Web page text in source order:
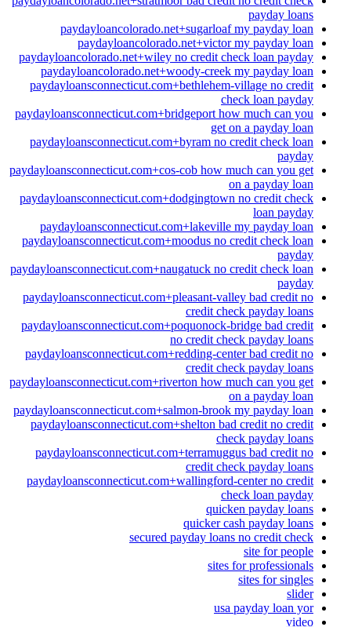
payday loans
paydayloancolorado.net+sugarloaf my payday loan
paydayloancolorado.net+victor my payday loan
paydayloancolorado.net+wiley no credit check loan payday
paydayloancolorado.net+woody-creek my payday loan
paydayloansconnecticut.com+bethlehem-village no credit
check loan payday
paydayloansconnecticut.com+bridgeport how much can you
get on a payday loan
paydayloansconnecticut.com+byram no credit check loan
payday
paydayloansconnecticut.com+cos-cob how much can you get
on a payday loan
paydayloansconnecticut.com+dodgingtown no credit check
loan payday
paydayloansconnecticut.com+lakeville my payday loan
paydayloansconnecticut.com+moodus no credit check loan
payday
paydayloansconnecticut.com+naugatuck no credit check loan
payday
paydayloansconnecticut.com+pleasant-valley bad credit no
credit check payday loans
paydayloansconnecticut.com+poquonock-bridge bad credit
no credit check payday loans
paydayloansconnecticut.com+redding-center bad credit no
credit check payday loans
paydayloansconnecticut.com+riverton how much can you get
on a payday loan
paydayloansconnecticut.com+salmon-brook my payday loan
paydayloansconnecticut.com+shelton bad credit no credit
check payday loans
paydayloansconnecticut.com+terramuggus bad credit no
credit check payday loans
paydayloansconnecticut.com+wallingford-center no credit
check loan payday
quicken payday loans
quicker cash payday loans
secured payday loans no credit check
site for people
sites for professionals
sites for singles
slider
usa payday loan yor
video